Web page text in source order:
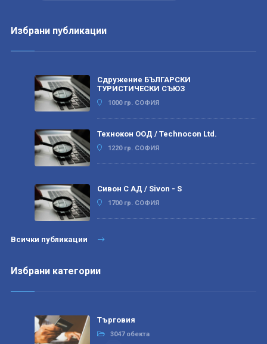
Избрани публикации
Сдружение БЪЛГАРСКИ
ТУРИСТИЧЕСКИ СЪЮЗ
1000 гр. СОФИЯ
Технокон ООД / Technocon Ltd.
1220 гр. СОФИЯ
Сивон С АД / Sivon - S
1700 гр. СОФИЯ
Всички публикации
Избрани категории
Търговия
3047 обекта